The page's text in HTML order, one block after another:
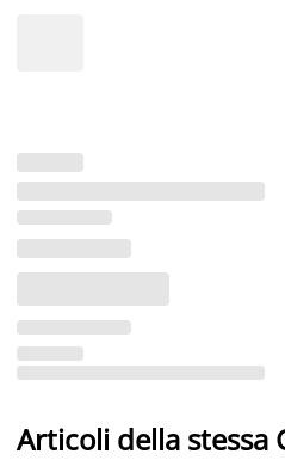
Articoli della stessa